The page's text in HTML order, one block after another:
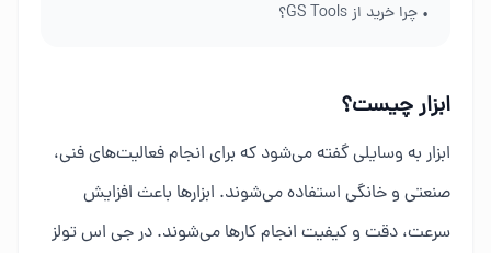
• چرا خرید از GS Tools؟
ابزار چیست؟
ابزار به وسایلی گفته می‌شود که برای انجام فعالیت‌های فنی،
صنعتی و خانگی استفاده می‌شوند. ابزارها باعث افزایش
سرعت، دقت و کیفیت انجام کارها می‌شوند. در جی اس تولز